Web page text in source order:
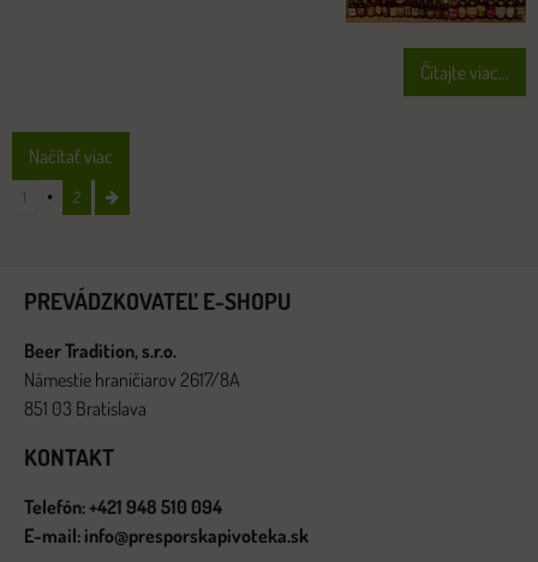
Čítajte viac...
Načítať viac
1 2
PREVÁDZKOVATEĽ E-SHOPU
Beer Tradition, s.r.o.
Námestie hraničiarov 2617/8A
851 03 Bratislava
KONTAKT
Telefón: +421 948 510 094
E-mail: info@presporskapivoteka.sk